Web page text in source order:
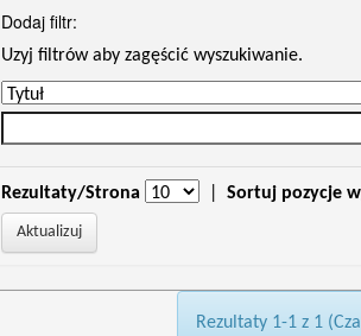
Dodaj filtr:
Uzyj filtrów aby zagęścić wyszukiwanie.
Rezultaty/Strona Sortuj pozycje
Rezultaty 1-1 z 1